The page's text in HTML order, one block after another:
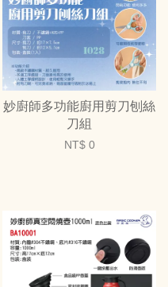
妙廚師多功能廚用剪刀刨絲
刀組
NT$ 0